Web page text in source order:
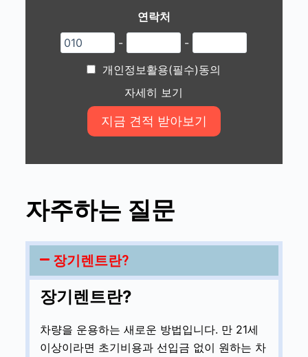
연락처
-
-
개인정보활용(필수)동의
자세히 보기
자주하는 질문
장기렌트란?
장기렌트란?
차량을 운용하는 새로운 방법입니다. 만 21세
이상이라면 초기비용과 선입금 없이 원하는 차